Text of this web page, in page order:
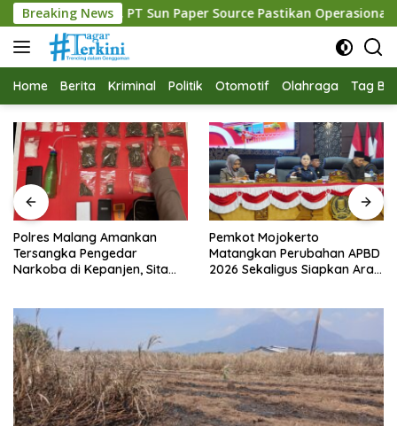
Langsung
ke
konten
Breaking News
Sun Paper Source Pastikan Operasional Berjalan Normal
Home Berita Kriminal Politik Otomotif Olahraga Tag
Polres Malang Amankan
Tersangka Pengedar
Narkoba di Kepanjen, Sita
Pemkot Mojokerto
Matangkan Perubahan APBD
2026 Sekaligus Siapkan Arah